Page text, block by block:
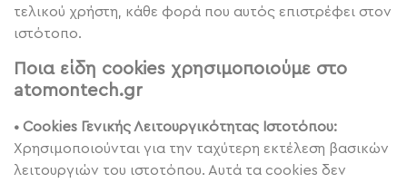
τελικού χρήστη, κάθε φορά που αυτός επιστρέφει στον
ιστότοπο.
Ποια είδη cookies χρησιμοποιούμε στο
atomontech.gr
• Cookies Γενικής Λειτουργικότητας Ιστοτόπου:
Χρησιμοποιούνται για την ταχύτερη εκτέλεση βασικών
λειτουργιών του ιστοτόπου. Αυτά τα cookies δεν